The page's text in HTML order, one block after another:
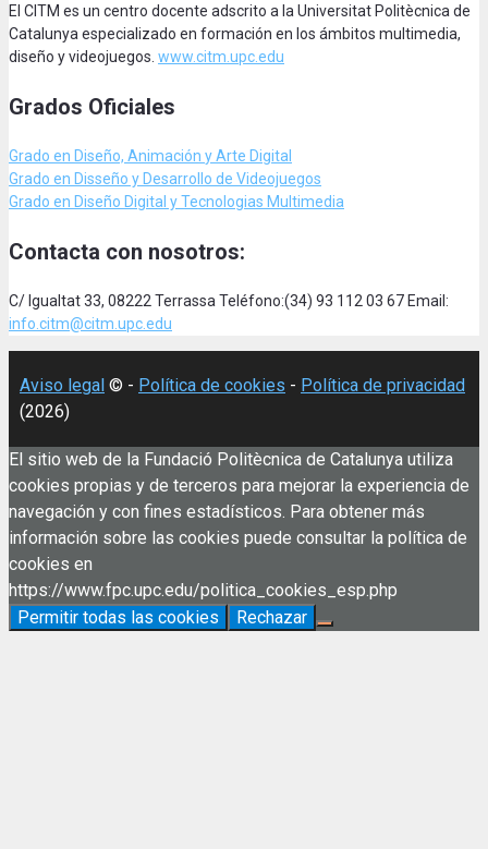
El CITM es un centro docente adscrito a la Universitat Politècnica de
Catalunya especializado en formación en los ámbitos multimedia,
diseño y videojuegos. www.citm.upc.edu
Grados Oficiales
Grado en Diseño, Animación y Arte Digital
Grado en Disseño y Desarrollo de Videojuegos
Grado en Diseño Digital y Tecnologias Multimedia
Contacta con nosotros:
C/ Igualtat 33, 08222 Terrassa Teléfono:(34) 93 112 03 67 Email:
info.citm@citm.upc.edu
Aviso legal © - Política de cookies - Política de privacidad
(2026)
El sitio web de la Fundació Politècnica de Catalunya utiliza
cookies propias y de terceros para mejorar la experiencia de
navegación y con fines estadísticos. Para obtener más
información sobre las cookies puede consultar la política de
cookies en
https://www.fpc.upc.edu/politica_cookies_esp.php
Permitir todas las cookies
Rechazar